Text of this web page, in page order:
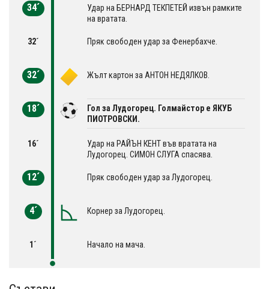
34´
Удар на БЕРНАРД ТЕКПЕТЕЙ извън рамките
на вратата.
32´ Пряк свободен удар за Фенербахче.
32´ Жълт картон за АНТОН НЕДЯЛКОВ.
18´
Гол за Лудогорец. Голмайстор е ЯКУБ
ПИОТРОВСКИ.
16´
Удар на РАЙЪН КЕНТ във вратата на
Лудогорец. СИМОН СЛУГА спасява.
12´ Пряк свободен удар за Лудогорец.
4´ Корнер за Лудогорец.
1´ Начало на мача.